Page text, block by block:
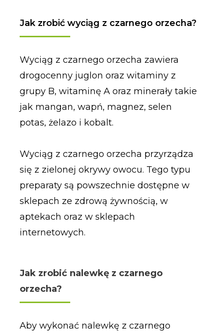
Jak zrobić wyciąg z czarnego orzecha?
Wyciąg z czarnego orzecha zawiera
drogocenny juglon oraz witaminy z
grupy B, witaminę A oraz minerały takie
jak mangan, wapń, magnez, selen
potas, żelazo i kobalt.
Wyciąg z czarnego orzecha przyrządza
się z zielonej okrywy owocu. Tego typu
preparaty są powszechnie dostępne w
sklepach ze zdrową żywnością, w
aptekach oraz w sklepach
internetowych.
Jak zrobić nalewkę z czarnego
orzecha?
Aby wykonać nalewkę z czarnego